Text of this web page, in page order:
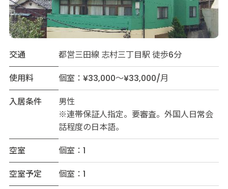
交通
都営三田線 志村三丁目駅 徒歩6分
使用料
個室：¥33,000～¥33,000/月
入居条件
男性
※連帯保証人指定。要審査。外国人日常会
話程度の日本語。
空室
個室：1
空室予定
個室：1